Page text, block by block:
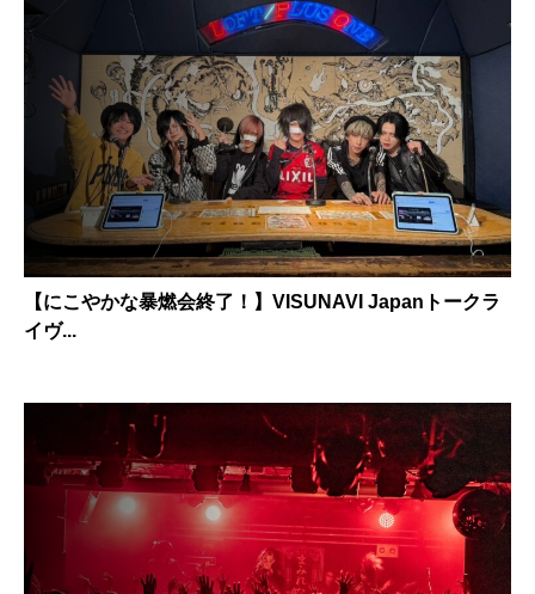
【にこやかな暴燃会終了！】VISUNAVI Japanトークラ
イヴ...